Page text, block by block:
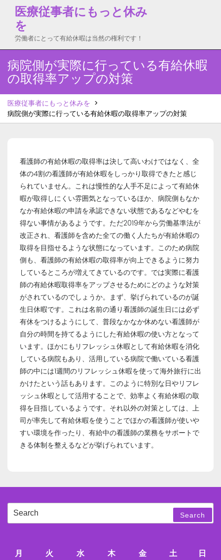
content
医療従事者にもっと休み
を
労働者にとって有給休暇は当然の権利です！
病院側が実際に行っている有給休暇
の取得率アップの対策
医療従事者にもっと休みを >
病院側が実際に行っている有給休暇の取得率アップの対策
看護師の有給休暇の取得率は決して高いわけではなく、全
体の4割の看護師が有給休暇をしっかり取得できたと感じ
られていません。これは慢性的な人手不足によって有給休
暇が取得しにくい雰囲気となっているほか、病院側もなか
なか有給休暇の申請を承認できない状態であるなどやむを
得ない事情があるようです。ただ2019年から労働基準法が
改正され、看護師を含めた全ての働く人たちが有給休暇の
取得を目指せるような状態になっています。このため病院
側も、看護師の有給休暇の取得率が向上できるように努力
しているところが増えてきているのです。では実際に看護
師の有給休暇取得率をアップさせるためにどのような対策
がされているのでしょうか。まず、挙げられているのが誕
生日休暇です。これは名前の通り看護師の誕生日には必ず
有休をつけるようにして、普段なかなか休めない看護師が
自分の時間を持てるようにした有給休暇の使い方となって
います。ほかにもリフレッシュ休暇として有給休暇を消化
している病院もあり、活用している病院で働いている看護
師の中には1週間のリフレッシュ休暇を使って海外旅行に出
かけたという話もあります。このように特別な日やリフレ
ッシュ休暇として活用することで、効率よく有給休暇の取
得を目指しているようです。それ以外の対策としては、上
司が率先して有給休暇を使うことでほかの看護師が使いや
すい環境を作ったり、有給中の看護師の業務をサポートで
きる体制を整えるなどが挙げられています。
Search
for:
Search
月 火 水 木 金 土
日